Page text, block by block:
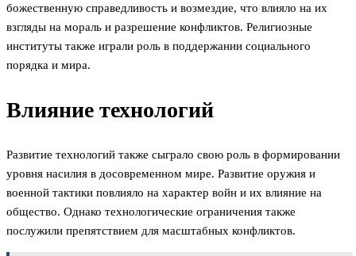
божественную справедливость и возмездие, что влияло на их
взгляды на мораль и разрешение конфликтов. Религиозные
институты также играли роль в поддержании социального
порядка и мира.
Влияние технологий
Развитие технологий также сыграло свою роль в формировании
уровня насилия в досовременном мире. Развитие оружия и
военной тактики повлияло на характер войн и их влияние на
общество. Однако технологические ограничения также
послужили препятствием для масштабных конфликтов.